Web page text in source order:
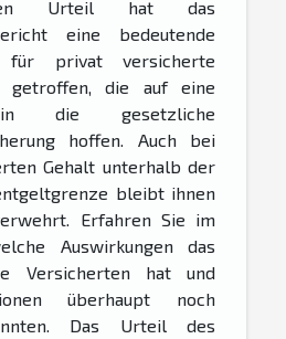
Urteil hat das
eine bedeutende
für privat versicherte
getroffen, die auf eine
in die gesetzliche
hoffen. Auch bei
Gehalt unterhalb der
bleibt ihnen
Erfahren Sie im
Auswirkungen das
Versicherten hat und
überhaupt noch
Das Urteil des